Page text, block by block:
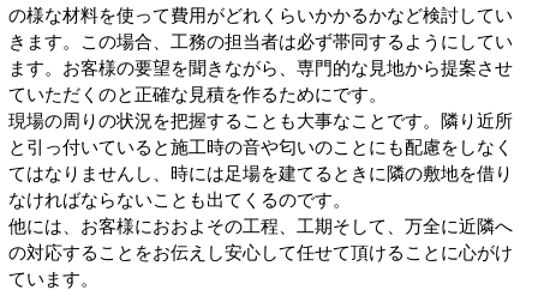
の様な材料を使って費用がどれくらいかかるかなど検討してい
きます。この場合、工務の担当者は必ず帯同するようにしてい
ます。お客様の要望を聞きながら、専門的な見地から提案させ
ていただくのと正確な見積を作るためにです。
現場の周りの状況を把握することも大事なことです。隣り近所
と引っ付いていると施工時の音や匂いのことにも配慮をしなく
てはなりませんし、時には足場を建てるときに隣の敷地を借り
なければならないことも出てくるのです。
他には、お客様におおよその工程、工期そして、万全に近隣へ
の対応することをお伝えし安心して任せて頂けることに心がけ
ています。